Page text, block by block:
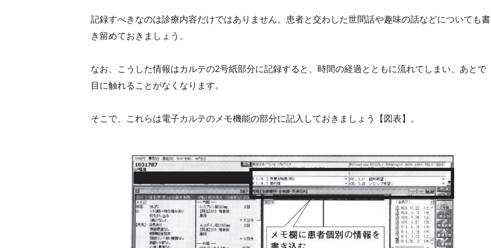
記録すべきなのは診療内容だけではありません。患者と交わした世間話や趣味の話などについても書
き留めておきましょう。
なお、こうした情報はカルテの2号紙部分に記録すると、時間の経過とともに流れてしまい、あとで
目に触れることがなくなります。
そこで、これらは電子カルテのメモ機能の部分に記入しておきましょう【図表】。